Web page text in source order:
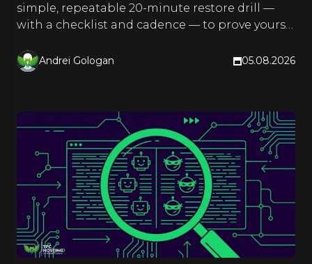
simple, repeatable 20-minute restore drill —
with a checklist and cadence — to prove yours
Andrei Gologan 05.08.2026